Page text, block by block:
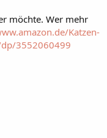
möchte. Wer mehr
Katzen-
3552060499